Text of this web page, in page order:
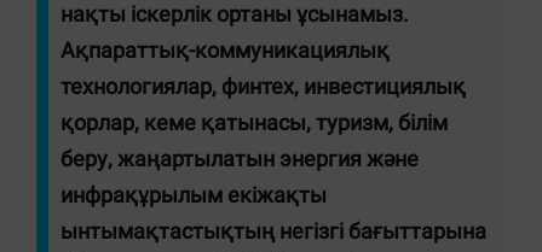
нақты іскерлік ортаны ұсынамыз.
Ақпараттық-коммуникациялық
технологиялар, финтех, инвестициялық
қорлар, кеме қатынасы, туризм, білім
беру, жаңартылатын энергия және
инфрақұрылым екіжақты
ынтымақтастықтың негізгі бағыттарына